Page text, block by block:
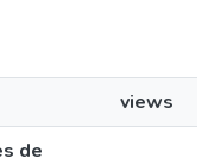
views
de